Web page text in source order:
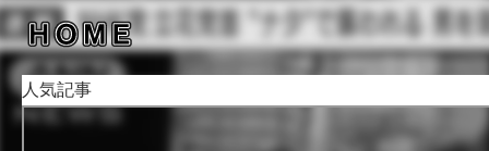
人気記事